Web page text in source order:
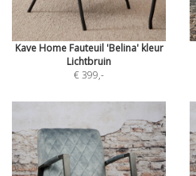
Kave Home Fauteuil 'Belina' kleur
Lichtbruin
€ 399,-